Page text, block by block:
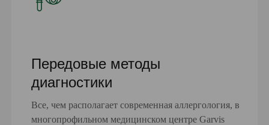
Передовые методы
диагностики
Все, чем располагает современная аллергология, в
многопрофильном медицинском центре Garvis